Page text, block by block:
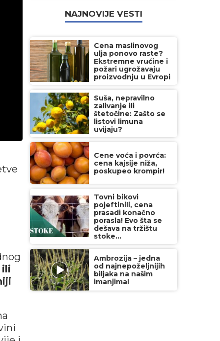
ili
NAJNOVIJE VESTI
Cena maslinovog
ulja ponovo raste?
Ekstremne vrućine i
požari ugrožavaju
proizvodnju u Evropi
Suša, nepravilno
zalivanje ili
štetočine: Zašto se
listovi limuna
uvijaju?
Cene voća i povrća:
cena kajsije niža,
poskupeo krompir!
Tovni bikovi
pojeftinili, cena
prasadi konačno
porasla! Evo šta se
dešava na tržištu
stoke...
Ambrozija – jedna
od najnepoželjnijih
biljaka na našim
imanjima!